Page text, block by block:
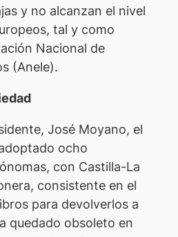
y no alcanzan el nivel
tal y como
Nacional de
(Anele).
José Moyano, el
ocho
con Castilla-La
consistente en el
para devolverlos a
quedado obsoleto en